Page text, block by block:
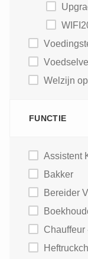
Welzijn
FUNCTIE
Bakker
Bereider